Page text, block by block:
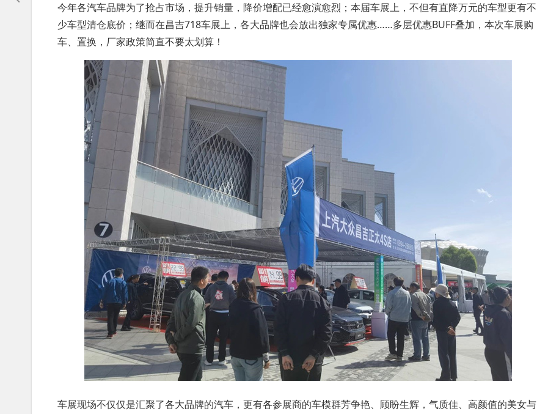
今年各汽车品牌为了抢占市场，提升销量，降价增配已经愈演愈烈；本届车展上，不但有直降万元的车型更有不
少车型清仓底价；继而在昌吉718车展上，各大品牌也会放出独家专属优惠……多层优惠BUFF叠加，本次车展购
车、置换，厂家政策简直不要太划算！
车展现场不仅仅是汇聚了各大品牌的汽车，更有各参展商的车模群芳争艳、顾盼生辉，气质佳、高颜值的美女与